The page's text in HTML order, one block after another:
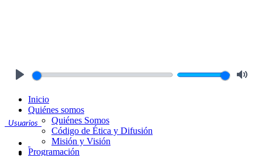
Usuarios
Inicio
Quiénes somos
Quiénes Somos
Código de Ética y Difusión
Misión y Visión
Programación